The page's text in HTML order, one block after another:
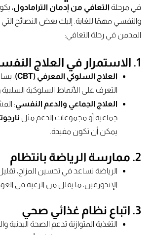
في مرحلةالتعافي من إدمان الترامادول ،
والنفسي مهمًا للغاية. إليك بعض النصائح
المدمن في رحلة التعافي:
الاستمرار في العلاج
العلاج السلوكي المعرفي (CBT)
:
التعرف على الأنماط السلوكية السلبية
العلاج الجماعي والدعم النفسي :
جماعية أو مجموعات الدعم مثل
يمكن أن تكون مفيدة.
2. ممارسة الرياضة بانتظام
الرياضة تساعد في تحسين المزاج، تقليل
الإندورفين، ما يقلل من الرغبة في
3. اتباع نظام غذائي صحي
التغذية المتوازنة تدعم الصحة البدنية